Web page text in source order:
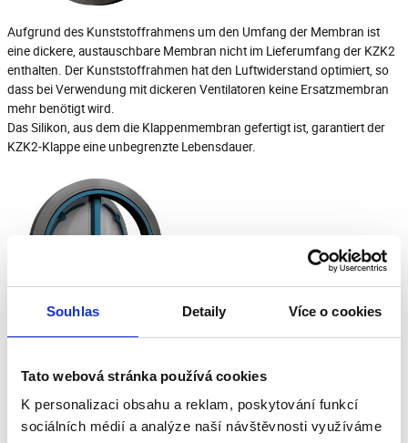
Souhlas Detaily Více o cookies
Tato webová stránka používá cookies
K personalizaci obsahu a reklam, poskytování funkcí
sociálních médií a analýze naší návštěvnosti využíváme
Aufgrund des Kunststoffrahmens um den Umfang der Membran ist
eine dickere, austauschbare Membran nicht im Lieferumfang der KZK2
enthalten. Der Kunststoffrahmen hat den Luftwiderstand optimiert, so
dass bei Verwendung mit dickeren Ventilatoren keine Ersatzmembran
mehr benötigt wird.
Das Silikon, aus dem die Klappenmembran gefertigt ist, garantiert der
KZK2-Klappe eine unbegrenzte Lebensdauer.
Verstärkungsrahmen der KZK2-Membran aus ABS-Kunststoff,
Silikonmembran und Gummidichtung.
Die Silikonmembran ist in der Mitte durch einen Kunststoffstab (Achse)
verstärkt. Der anerkannte Betriebstemperaturbereich des KZK2 reicht